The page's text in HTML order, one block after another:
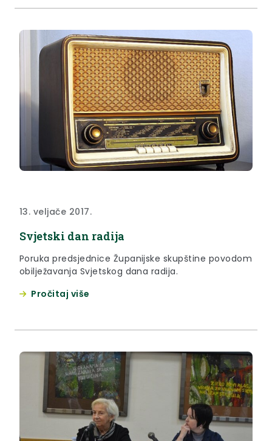
13. veljače 2017.
Svjetski dan radija
Poruka predsjednice Županijske skupštine povodom
obilježavanja Svjetskog dana radija.
Pročitaj više